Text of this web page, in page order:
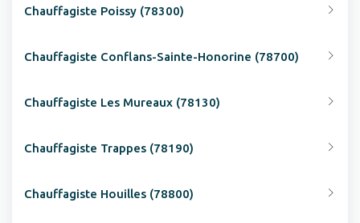
Chauffagiste Poissy (78300)
Chauffagiste Conflans-Sainte-Honorine (78700)
Chauffagiste Les Mureaux (78130)
Chauffagiste Trappes (78190)
Chauffagiste Houilles (78800)